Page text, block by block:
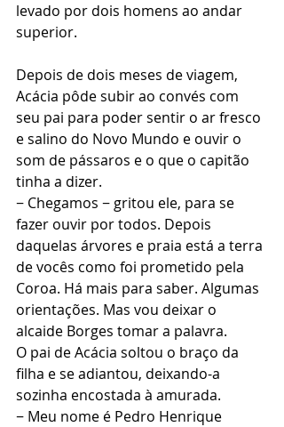
levado por dois homens ao andar
superior.
Depois de dois meses de viagem,
Acácia pôde subir ao convés com
seu pai para poder sentir o ar fresco
e salino do Novo Mundo e ouvir o
som de pássaros e o que o capitão
tinha a dizer.
− Chegamos − gritou ele, para se
fazer ouvir por todos. Depois
daquelas árvores e praia está a terra
de vocês como foi prometido pela
Coroa. Há mais para saber. Algumas
orientações. Mas vou deixar o
alcaide Borges tomar a palavra.
O pai de Acácia soltou o braço da
filha e se adiantou, deixando-a
sozinha encostada à amurada.
− Meu nome é Pedro Henrique